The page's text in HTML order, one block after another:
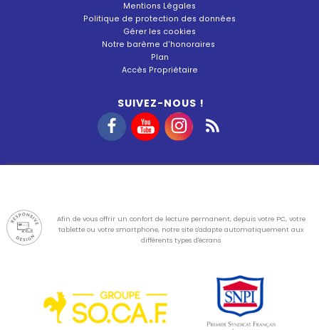
Mentions Légales
Politique de protection des données
Gérer les cookies
Notre barème d'honoraires
Plan
Accès Propriétaire
SUIVEZ-NOUS !
Afin de vous offrir un confort de lecture permanent, depuis votre PC, votre
tablette ou votre smartphone, notre site s'adapte automatiquement aux
différents types d'écrans